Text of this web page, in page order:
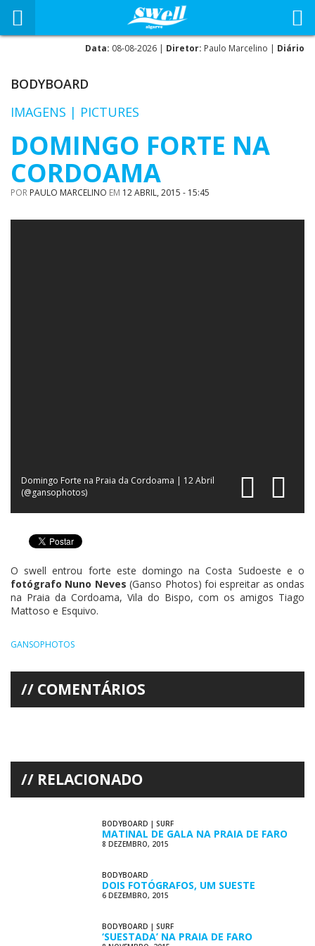
Data: 08-08-2026 | Diretor: Paulo Marcelino | Diário
BODYBOARD
IMAGENS | PICTURES
DOMINGO FORTE NA
CORDOAMA
POR PAULO MARCELINO EM 12 ABRIL, 2015 - 15:45
Domingo Forte na Praia da Cordoama | 12 Abril
(@gansophotos)
O swell entrou forte este domingo na Costa Sudoeste e o
fotógrafo Nuno Neves (Ganso Photos) foi espreitar as ondas
na Praia da Cordoama, Vila do Bispo, com os amigos Tiago
Mattoso e Esquivo.
GANSOPHOTOS
COMENTÁRIOS
RELACIONADO
BODYBOARD | SURF
MATINAL DE GALA NA PRAIA DE FARO
8 DEZEMBRO, 2015
BODYBOARD
DOIS FOTÓGRAFOS, UM SUESTE
6 DEZEMBRO, 2015
BODYBOARD | SURF
‘SUESTADA’ NA PRAIA DE FARO